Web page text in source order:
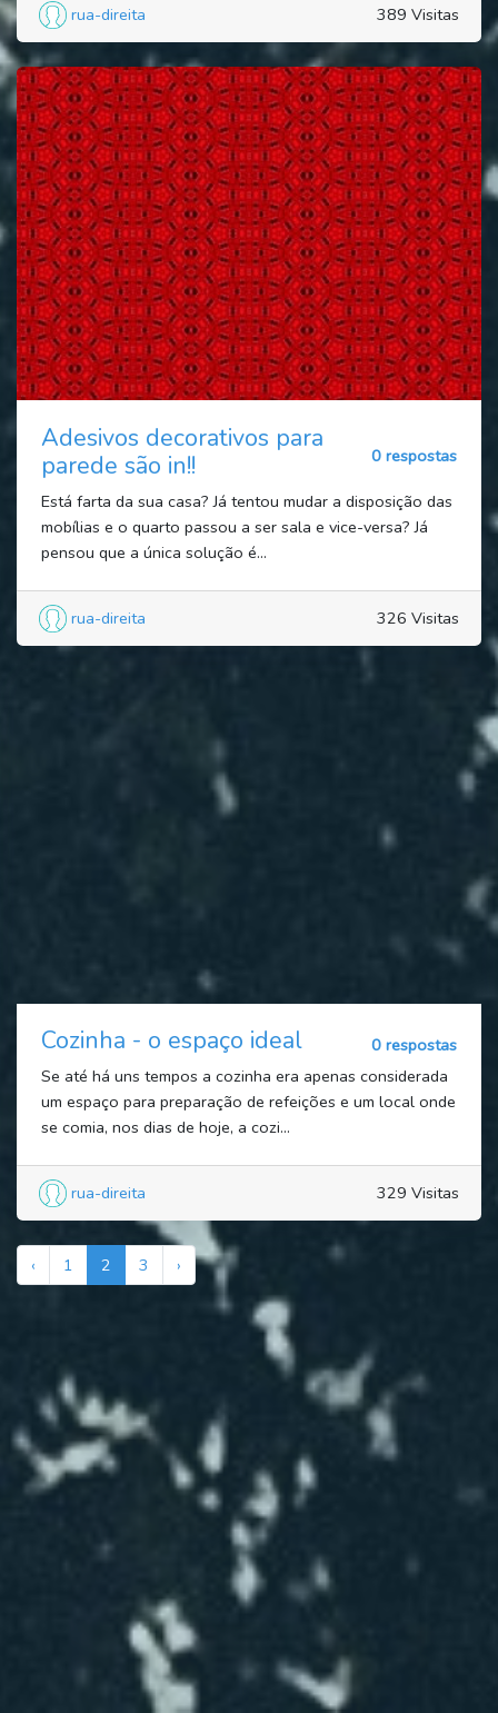
rua-direita 389 Visitas
Adesivos decorativos para
parede são in!!
0 respostas
Está farta da sua casa? Já tentou mudar a disposição das
mobílias e o quarto passou a ser sala e vice-versa? Já
pensou que a única solução é...
rua-direita 326 Visitas
Cozinha - o espaço ideal
0 respostas
Se até há uns tempos a cozinha era apenas considerada
um espaço para preparação de refeições e um local onde
se comia, nos dias de hoje, a cozi...
rua-direita 329 Visitas
‹ 1 2 3 ›